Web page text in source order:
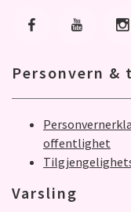
Gå til Facebook
Gå til
Personvern
offentlighet
Varsling